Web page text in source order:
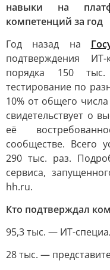
навыки на
компетенций за год
Год назад на
подтверждения
порядка 150
тестирование по
10% от общего
свидетельствует о
её
сообществе. Всего
290 тыс. раз.
сервиса,
hh.ru.
Кто подтверждал
95,3 тыс. — ИТ-
28 тыс. —